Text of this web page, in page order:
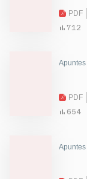
PDF
712
Apuntes
PDF
654
Apuntes